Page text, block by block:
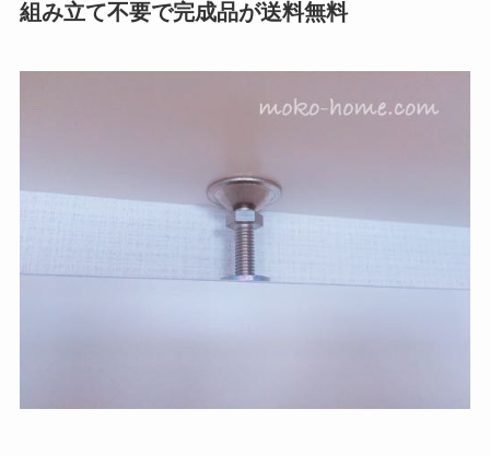
組み立て不要で完成品が送料無料